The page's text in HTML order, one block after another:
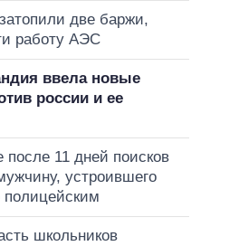
две баржи,
работу АЭС
ввела новые
россии и ее
после 11 дней поисков
устроившего
полицейским
школьников